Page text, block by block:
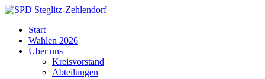
Skip
content
Steglitz-
Zehlendorf
Start
Wahlen 2026
Über uns
Kreisvorstand
Abteilungen